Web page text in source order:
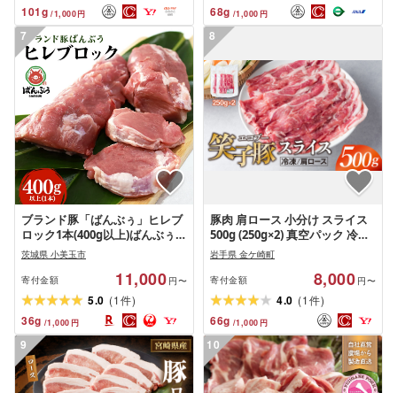
101g /1,000円 68g /1,000 円
7
ブランド豚「ばんぶぅ」ヒレブ
ロック1本(400g以上)ばんぶぅ
豚肉 ヒレ ヒレ肉 ヒレブロック
ブロック肉 ひれ肉 豚ヒレ ひれ
しゃぶしゃぶ 焼き肉 お鍋 真空
パック 焼肉用 ブタ肉 国産 茨城
県産 ギフト プレゼント 冷蔵 高
級部位 ブランド豚 42-I
茨城県 小美玉市
寄付金額 11,000 円〜
5.0 (1件)
36g /1,000 円
8
豚肉 肩ロース 小分け スライス
500g (250g×2) 真空パック 冷凍
笑子豚 肩ロース肉 豚肩ロース
焼き肉 炒め物 岩手県 金ケ崎町
岩手県 金ケ崎町
寄付金額 8,000 円〜
4.0 (1件)
66g /1,000 円
9 10